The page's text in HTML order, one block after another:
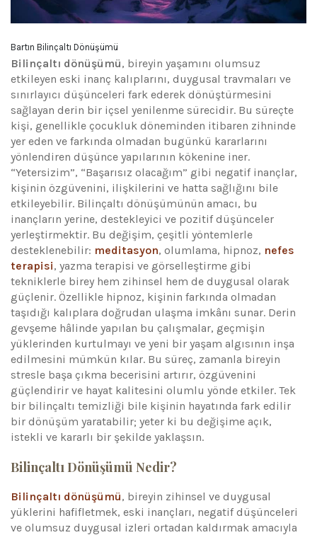
Bartın Bilinçaltı Dönüşümü
Bilinçaltı dönüşümü, bireyin yaşamını olumsuz
etkileyen eski inanç kalıplarını, duygusal travmaları ve
sınırlayıcı düşünceleri fark ederek dönüştürmesini
sağlayan derin bir içsel yenilenme sürecidir. Bu süreçte
kişi, genellikle çocukluk döneminden itibaren zihninde
yer eden ve farkında olmadan bugünkü kararlarını
yönlendiren düşünce yapılarının kökenine iner.
“Yetersizim”, “Başarısız olacağım” gibi negatif inançlar,
kişinin özgüvenini, ilişkilerini ve hatta sağlığını bile
etkileyebilir. Bilinçaltı dönüşümünün amacı, bu
inançların yerine, destekleyici ve pozitif düşünceler
yerleştirmektir. Bu değişim, çeşitli yöntemlerle
desteklenebilir: meditasyon, olumlama, hipnoz, nefes
terapisi, yazma terapisi ve görselleştirme gibi
tekniklerle birey hem zihinsel hem de duygusal olarak
güçlenir. Özellikle hipnoz, kişinin farkında olmadan
taşıdığı kalıplara doğrudan ulaşma imkânı sunar. Derin
gevşeme hâlinde yapılan bu çalışmalar, geçmişin
yüklerinden kurtulmayı ve yeni bir yaşam algısının inşa
edilmesini mümkün kılar. Bu süreç, zamanla bireyin
stresle başa çıkma becerisini artırır, özgüvenini
güçlendirir ve hayat kalitesini olumlu yönde etkiler. Tek
bir bilinçaltı temizliği bile kişinin hayatında fark edilir
bir dönüşüm yaratabilir; yeter ki bu değişime açık,
istekli ve kararlı bir şekilde yaklaşsın.
Bilinçaltı Dönüşümü Nedir?
Bilinçaltı dönüşümü, bireyin zihinsel ve duygusal
yüklerini hafifletmek, eski inançları, negatif düşünceleri
ve olumsuz duygusal izleri ortadan kaldırmak amacıyla